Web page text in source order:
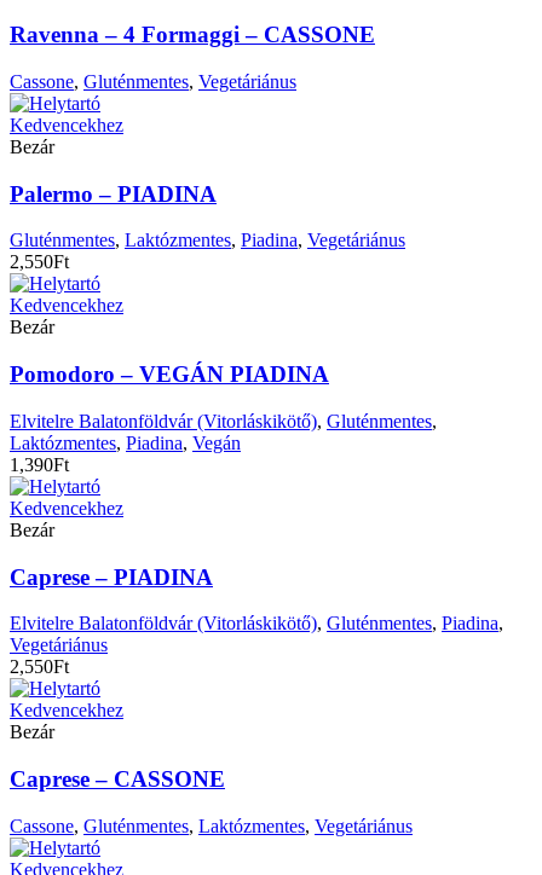
Ravenna – 4 Formaggi – CASSONE
Cassone, Gluténmentes, Vegetáriánus
Kedvencekhez
Bezár
Palermo – PIADINA
Gluténmentes, Laktózmentes, Piadina, Vegetáriánus
2,550Ft
Kedvencekhez
Bezár
Pomodoro – VEGÁN PIADINA
Elvitelre Balatonföldvár (Vitorláskikötő), Gluténmentes,
Laktózmentes, Piadina, Vegán
1,390Ft
Kedvencekhez
Bezár
Caprese – PIADINA
Elvitelre Balatonföldvár (Vitorláskikötő), Gluténmentes, Piadina,
Vegetáriánus
2,550Ft
Kedvencekhez
Bezár
Caprese – CASSONE
Cassone, Gluténmentes, Laktózmentes, Vegetáriánus
Kedvencekhez